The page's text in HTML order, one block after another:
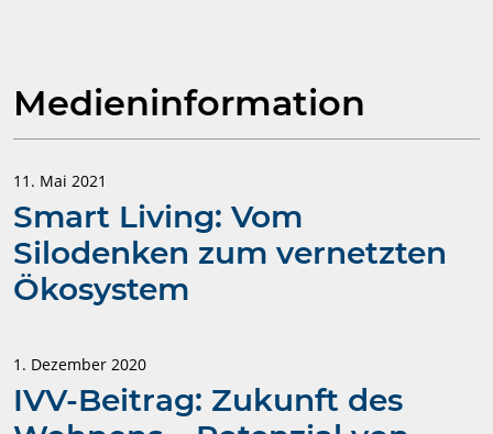
Punkt.“
Smart Service Engineering und Geschäftsmodelle.
Zum Interview
Medieninformation
11. Mai 2021
Smart Living: Vom
Silodenken zum vernetzten
Ökosystem
1. Dezember 2020
IVV-Beitrag: Zukunft des